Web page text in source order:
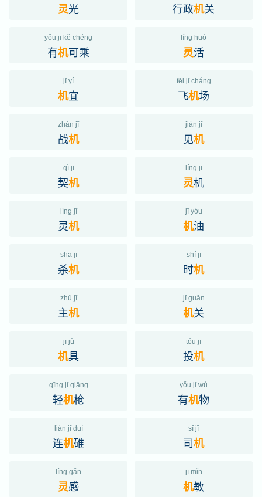
灵光 行政机关
yǒu jī kě chéng
有机可乘
líng huó
灵活
jī yí
机宜
fēi jī cháng
飞机场
zhàn jī
战机
jiàn jī
见机
qì jī
契机
líng jī
灵机
líng jī
灵机
jī yóu
机油
shā jī
杀机
shí jī
时机
zhǔ jī
主机
jī guān
机关
jī jù
机具
tóu jī
投机
qīng jī qiāng
轻机枪
yǒu jī wù
有机物
lián jī duì
连机碓
sī jī
司机
líng gǎn
灵感
jī mǐn
机敏